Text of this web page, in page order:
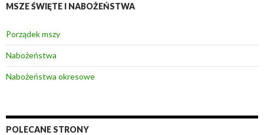
MSZE ŚWIĘTE I NABOŻEŃSTWA
Porządek mszy
Nabożeństwa
Nabożeństwa okresowe
POLECANE STRONY